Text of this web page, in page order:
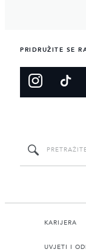
PRIDRUŽITE SE
KARIJERA
UVJETI I